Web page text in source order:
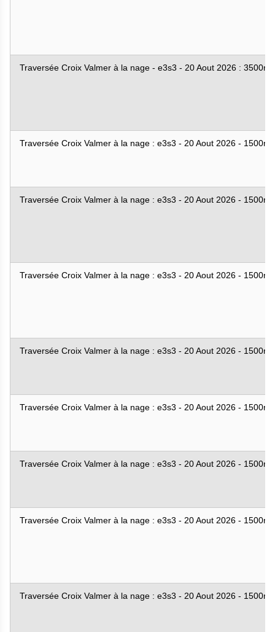
Traversée Croix Valmer à la nage - e3s3 - 20 Aout 2026 : 3500m
Traversée Croix Valmer à la nage : e3s3 - 20 Aout 2026 - 1500m
Traversée Croix Valmer à la nage : e3s3 - 20 Aout 2026 - 1500m
Traversée Croix Valmer à la nage : e3s3 - 20 Aout 2026 - 1500m
Traversée Croix Valmer à la nage : e3s3 - 20 Aout 2026 - 1500m
Traversée Croix Valmer à la nage : e3s3 - 20 Aout 2026 - 1500m
Traversée Croix Valmer à la nage : e3s3 - 20 Aout 2026 - 1500m
Traversée Croix Valmer à la nage : e3s3 - 20 Aout 2026 - 1500m
Traversée Croix Valmer à la nage : e3s3 - 20 Aout 2026 - 1500m